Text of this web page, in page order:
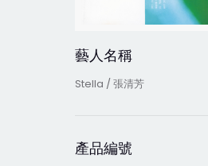
藝人名稱
Stella / 張清芳
產品編號